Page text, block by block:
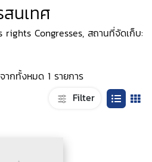
นเทศ
Congresses, สถานที่จัดเก็บ:
ากทั้งหมด 1 รายการ
Filter